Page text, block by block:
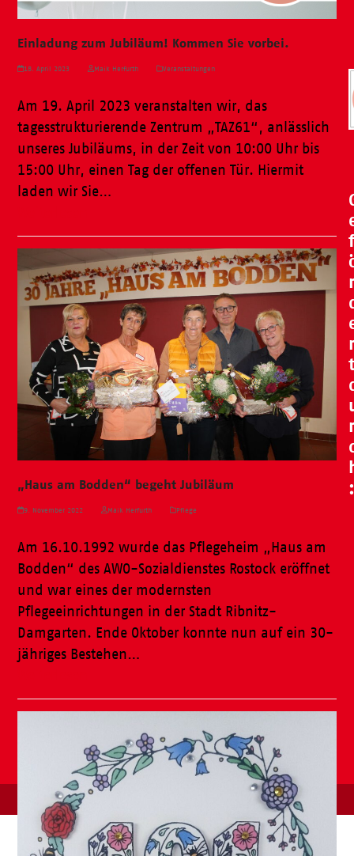
Einladung zum Jubiläum! Kommen Sie vorbei.
18. April 2023 Maik Herfurth Veranstaltungen
Am 19. April 2023 veranstalten wir, das
tagesstrukturierende Zentrum „TAZ61“, anlässlich
unseres Jubiläums, in der Zeit von 10:00 Uhr bis
15:00 Uhr, einen Tag der offenen Tür. Hiermit
laden wir Sie…
„Haus am Bodden“ begeht Jubiläum
9. November 2022 Maik Herfurth Pflege
Am 16.10.1992 wurde das Pflegeheim „Haus am
Bodden“ des AWO-Sozialdienstes Rostock eröffnet
und war eines der modernsten
Pflegeeinrichtungen in der Stadt Ribnitz-
Damgarten. Ende Oktober konnte nun auf ein 30-
jähriges Bestehen…
f
r
r
t
r
: